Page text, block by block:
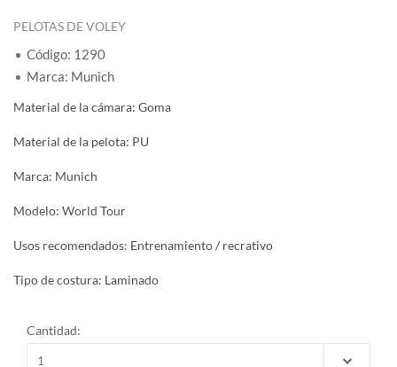
PELOTAS DE VOLEY
Código: 1290
Marca: Munich
Material de la cámara: Goma
Material de la pelota: PU
Marca: Munich
Modelo: World Tour
Usos recomendados: Entrenamiento / recrativo
Tipo de costura: Laminado
Cantidad: